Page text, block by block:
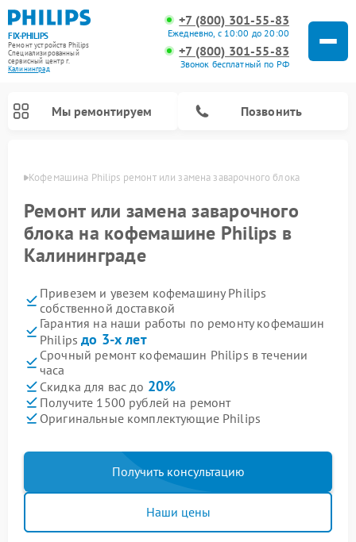
FIX-PHILIPS
Ремонт устройств Philips
Специализированный
cервисный центр г.
Калининград
+7 (800) 301-55-83
Ежедневно, с 10:00 до 20:00
+7 (800) 301-55-83
Звонок бесплатный по РФ
Мы ремонтируем Позвонить
Кофемашина Philips ремонт или замена заварочного блока
Ремонт или замена заварочного
блока на кофемашине Philips в
Калининграде
Привезем и увезем кофемашину Philips
собственной доставкой
Гарантия на наши работы по ремонту кофемашин
Philipsдо 3-х лет
Срочный ремонт кофемашин Philips в течении
часа
Скидка для вас до 20%
Получите 1500 рублей на ремонт
Оригинальные комплектующие Philips
Получить консультацию
Наши цены